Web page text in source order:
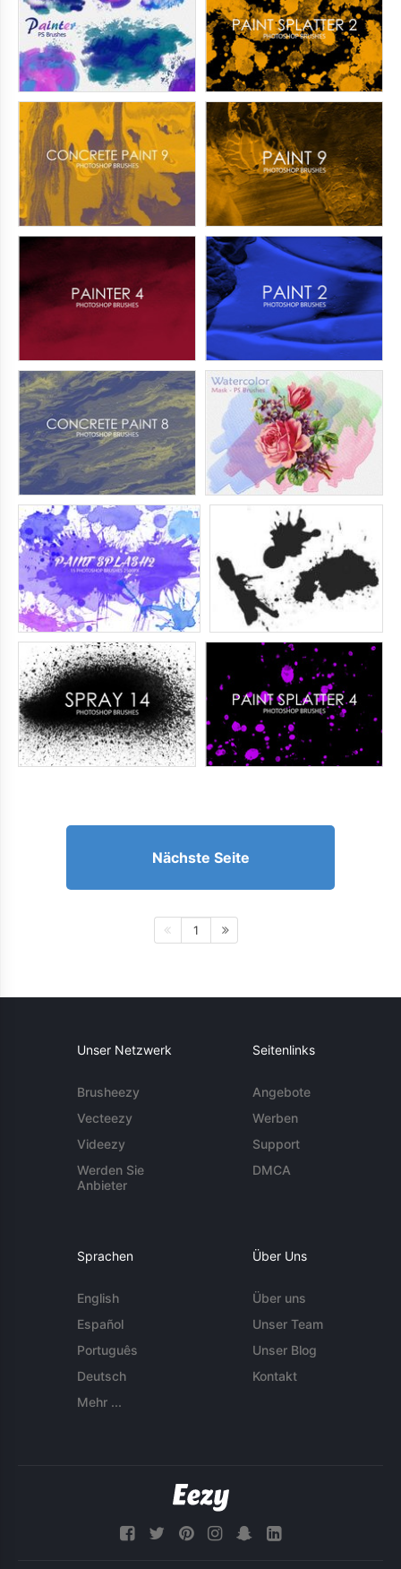
Nächste Seite
1
Unser Netzwerk
Brusheezy
Vecteezy
Videezy
Werden Sie
Anbieter
Seitenlinks
Angebote
Werben
Support
DMCA
Sprachen
English
Español
Português
Deutsch
Mehr ...
Über Uns
Über uns
Unser Team
Unser Blog
Kontakt